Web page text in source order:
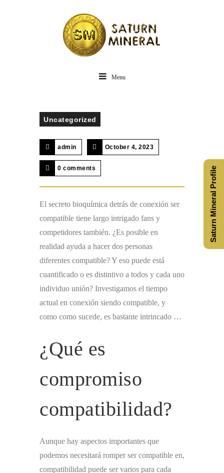
Menu
Uncategorized
admin October 4, 2023
0 comments
El secreto bioquímica detrás de conexión ser
compatible tiene largo intrigado fans y
competidores también. ¿Es posible en
realidad ayuda a hacer dos personas
diferentes compatible? Y eso puede está
cuantificado o es distintivo a todos y cada uno
individuo unión? Investigamos el tiempo
actual en conexión siendo compatible, y
como como sucede, es bastante intrincado …
¿Qué es
compromiso
compatibilidad?
Aunque hay aspectos importantes que
podemos necesitará romper ser compatible en,
compatibilidad puede ser varios para cada
Saturn Mineral Profile